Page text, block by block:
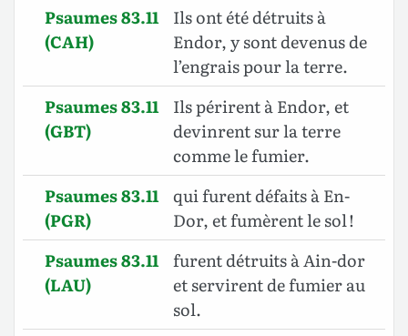
Psaumes 83.11
(CAH)
Ils ont été détruits à
Endor, y sont devenus de
l’engrais pour la terre.
Psaumes 83.11
(GBT)
Ils périrent à Endor, et
devinrent sur la terre
comme le fumier.
Psaumes 83.11
(PGR)
qui furent défaits à En-
Dor, et fumèrent le sol !
Psaumes 83.11
(LAU)
furent détruits à Ain-dor
et servirent de fumier au
sol.